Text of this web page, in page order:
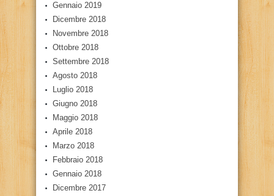
Gennaio 2019
Dicembre 2018
Novembre 2018
Ottobre 2018
Settembre 2018
Agosto 2018
Luglio 2018
Giugno 2018
Maggio 2018
Aprile 2018
Marzo 2018
Febbraio 2018
Gennaio 2018
Dicembre 2017